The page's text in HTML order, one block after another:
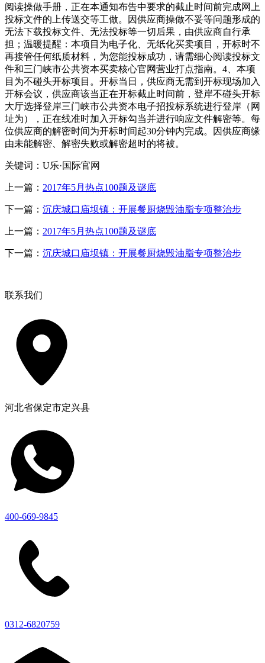
阅读操做手册，正在本通知布告中要求的截止时间前完成网上
投标文件的上传送交等工做。因供应商操做不妥等问题形成的
无法下载投标文件、无法投标等一切后果，由供应商自行承
担；温暖提醒：本项目为电子化、无纸化买卖项目，开标时不
再接管任何纸质材料，为您能投标成功，请需细心阅读投标文
件和三门峡市公共资本买卖核心官网营业打点指南。4、本项
目为不碰头开标项目。开标当日，供应商无需到开标现场加入
开标会议，供应商该当正在开标截止时间前，登岸不碰头开标
大厅选择登岸三门峡市公共资本电子招投标系统进行登岸（网
址为），正在线准时加入开标勾当并进行响应文件解密等。每
位供应商的解密时间为开标时间起30分钟内完成。因供应商缘
由未能解密、解密失败或解密超时的将被。
关键词：U乐·国际官网
上一篇： 2017年5月热点100题及谜底
下一篇： 沉庆城口庙坝镇：开展餐厨烧毁油脂专项整治步
上一篇： 2017年5月热点100题及谜底
下一篇： 沉庆城口庙坝镇：开展餐厨烧毁油脂专项整治步
联系我们
河北省保定市定兴县
400-669-9845
0312-6820759